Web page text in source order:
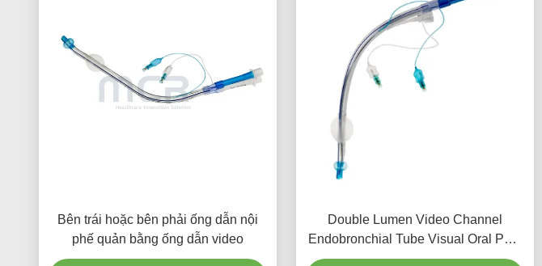
Bên trái hoặc bên phải ống dẫn nội
phế quản bằng ống dẫn video
Double Lumen Video Channel
Endobronchial Tube Visual Oral PVC
Plain